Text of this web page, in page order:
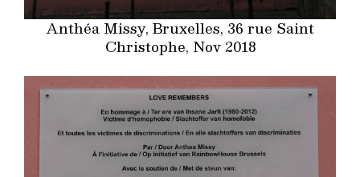
Anthéa Missy, Bruxelles, 36 rue Saint
Christophe, Nov 2018